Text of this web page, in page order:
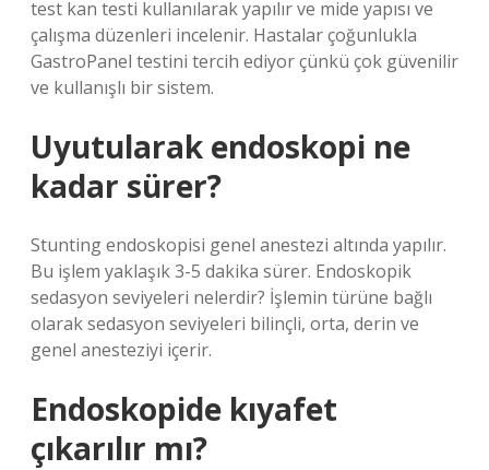
test kan testi kullanılarak yapılır ve mide yapısı ve
çalışma düzenleri incelenir. Hastalar çoğunlukla
GastroPanel testini tercih ediyor çünkü çok güvenilir
ve kullanışlı bir sistem.
Uyutularak endoskopi ne
kadar sürer?
Stunting endoskopisi genel anestezi altında yapılır.
Bu işlem yaklaşık 3-5 dakika sürer. Endoskopik
sedasyon seviyeleri nelerdir? İşlemin türüne bağlı
olarak sedasyon seviyeleri bilinçli, orta, derin ve
genel anesteziyi içerir.
Endoskopide kıyafet
çıkarılır mı?